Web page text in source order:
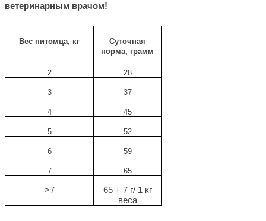
ветеринарным врачом!
Вес питомца, кг
Суточная
норма, грамм
2 28
3 37
4 45
5 52
6 59
7 65
>7
65 + 7 г/ 1 кг
веса